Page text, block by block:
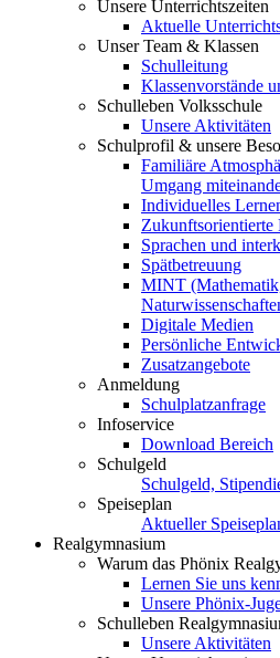
Unsere Unterrichtszeiten
Aktuelle
Unser Team & Klassen
Schulleitung
Klassenvorstände
Schulleben Volksschule
Unsere Aktivitäten
Schulprofil & unsere
Familiäre
Umgang
Individuelles
Zukunftsorientierte
Sprachen und
Spätbetreuung
MINT
Digitale Medien
Persönliche
Zusatzangebote
Anmeldung
Schulplatzanfrage
Infoservice
Download Bereich
Schulgeld
Schulgeld,
Speiseplan
Aktueller
Realgymnasium
Warum das Phönix
Lernen Sie uns
Unsere Phönix-
Schulleben
Unsere Aktivitäten